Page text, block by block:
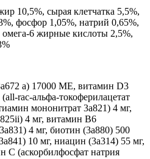
10,5%, сырая клетчатка 5,5%,
фосфор 1,05%, натрий 0,65%,
6 жирные кислоты 2,5%,
a) 17000 МЕ, витамин D3
rac-альфа-токоферилацетат
мононитрат 3a821) 4 мг,
4 мг, витамин В6
4 мг, биотин (3a880) 500
10 мг, ниацин (3a314) 55 мг,
С (аскорбилфосфат натрия